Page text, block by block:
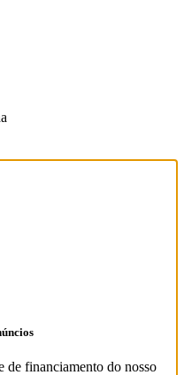
de financiamento do nosso